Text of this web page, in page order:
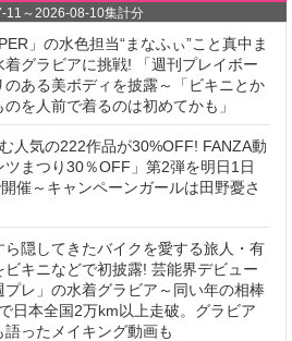
11 ～2026-08-10集計分
」の水色担当“まなふぃ”こと真中ま
着グラビアに挑戦! 「週刊プレイボー
のある美ボディを披露～「ビキニとか
を人前で着るのは初めてかも」
人気の222作品が30%OFF! FANZA動
ツまつり30％OFF」第2弾を明日1日
催～キャンペーンガールは田野憂さ
ら隠してきたバイクを愛する旅人・有
ビキニなどで初披露! 芸能界デビュー
プレ」の水着グラビア～同い年の相棒
日本全国2万km以上走破。グラビア
ったメイキング動画も